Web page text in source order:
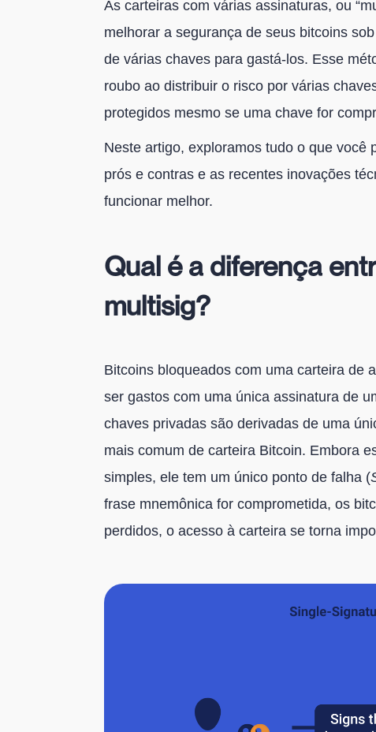
As carteiras com várias assinaturas, ou
melhorar a segurança de seus bitcoins
de várias chaves para gastá-los. Esse
roubo ao distribuir o risco por várias
protegidos mesmo se uma chave for
Neste artigo, exploramos tudo o que você
prós e contras e as recentes inovações
funcionar melhor.
Qual é a diferença
multisig?
Bitcoins bloqueados com uma carteira de
ser gastos com uma única assinatura de
chaves privadas são derivadas de uma
mais comum de carteira Bitcoin. Embora
simples, ele tem um único ponto de falha (
frase mnemônica for comprometida, os
perdidos, o acesso à carteira se torna